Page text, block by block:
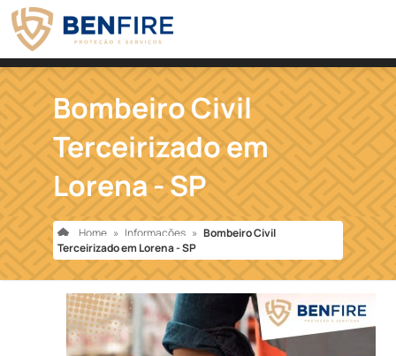
Bombeiro Civil
Terceirizado em
Lorena - SP
Home » Informações » Bombeiro Civil
Terceirizado em Lorena - SP